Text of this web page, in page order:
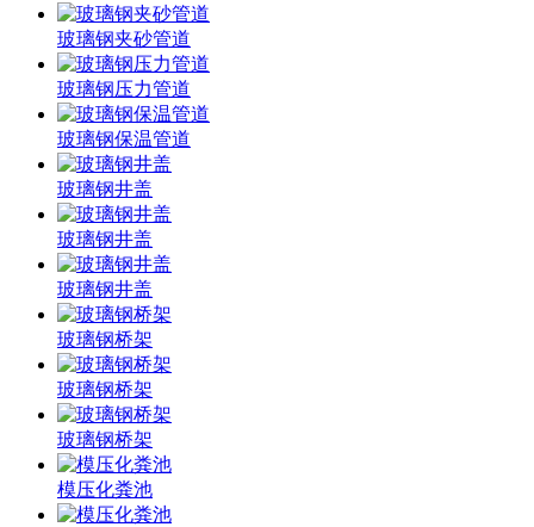
玻璃钢夹砂管道
玻璃钢压力管道
玻璃钢保温管道
玻璃钢井盖
玻璃钢井盖
玻璃钢井盖
玻璃钢桥架
玻璃钢桥架
玻璃钢桥架
模压化粪池